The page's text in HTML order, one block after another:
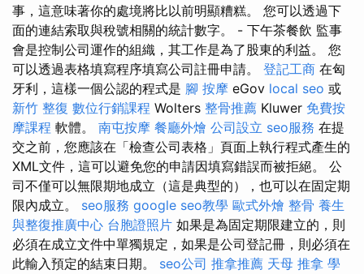
事，這意味著你的處境將比以前明顯糟糕。 您可以透過下
面的連結索取與稅號相關的統計數字。 - 下午茶餐飲 監事
會是控制公司運作的組織，其工作是為了股東的利益。 您
可以透過表格填寫程序填寫公司註冊申請。 登記工商 在匈
牙利，這樣一個公認的程式是 腳 按摩 eGov local seo 或
新竹 整復 數位行銷課程 Wolters 整骨推薦 Kluwer 免費按
摩課程 軟體。 南屯按摩 餐廳外燴 公司設立 seo服務 在提
交之前，您應該在「檢查公司表格」頁面上執行程式產生的
XML文件，這可以避免您的申請因填寫錯誤而被拒絕。 公
司不僅可以無限期地成立（這是典型的），也可以在固定期
限內成立。 seo服務 google seo教學 歐式外燴 整骨 養生
與整復推廣中心 台胞證照片 如果是為固定期限建立的，則
必須在成立文件中單獨規定，如果是公司登記冊，則必須在
此輸入預定的結束日期。 seo公司 推拿推薦 天母 推拿 學